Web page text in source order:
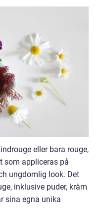
eller bara rouge,
som appliceras på
ungdomlig look. Det
inklusive puder, kräm
sina egna unika